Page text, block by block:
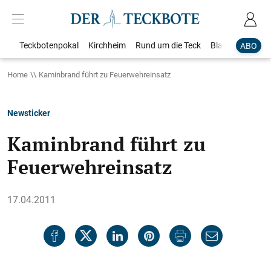
ABO
Teckbotenpokal Kirchheim Rund um die Teck Blaulicht
Home Kaminbrand führt zu Feuerwehreinsatz
Newsticker
Kaminbrand führt zu
Feuerwehreinsatz
17.04.2011